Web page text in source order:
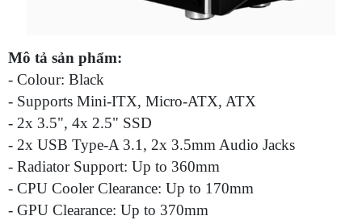
Mô tả sản phẩm:
- Colour: Black
- Supports Mini-ITX, Micro-ATX, ATX
- 2x 3.5", 4x 2.5" SSD
- 2x USB Type‐A 3.1, 2x 3.5mm Audio Jacks
- Radiator Support: Up to 360mm
- CPU Cooler Clearance: Up to 170mm
- GPU Clearance: Up to 370mm